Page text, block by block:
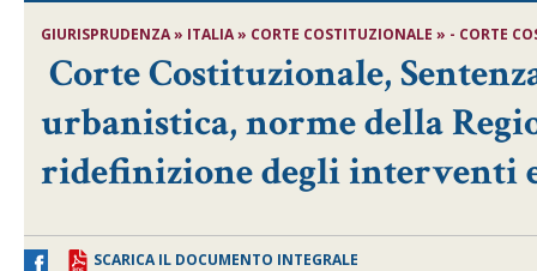
GIURISPRUDENZA » ITALIA » CORTE COSTITUZIONALE » - CORTE
Corte Costituzionale,
urbanistica, norme della
ridefinizione degli interventi
SCARICA IL DOCUMENTO INTEGRALE